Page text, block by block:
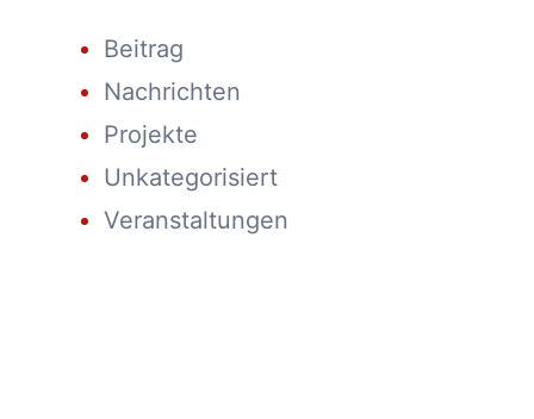
Beitrag
Nachrichten
Projekte
Unkategorisiert
Veranstaltungen